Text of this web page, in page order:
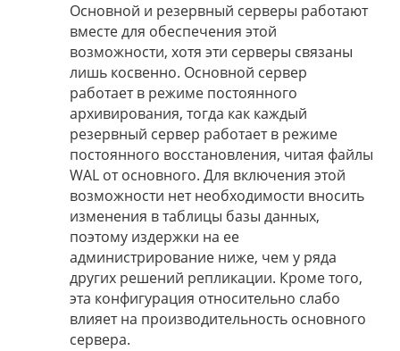
Основной и резервный серверы работают
вместе для обеспечения этой
возможности, хотя эти серверы связаны
лишь косвенно. Основной сервер
работает в режиме постоянного
архивирования, тогда как каждый
резервный сервер работает в режиме
постоянного восстановления, читая файлы
WAL от основного. Для включения этой
возможности нет необходимости вносить
изменения в таблицы базы данных,
поэтому издержки на ее
администрирование ниже, чем у ряда
других решений репликации. Кроме того,
эта конфигурация относительно слабо
влияет на производительность основного
сервера.